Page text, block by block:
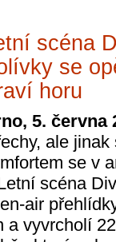
scéna
se
horu
5. června
ale jinak
se v
scéna
air
vyvrcholí